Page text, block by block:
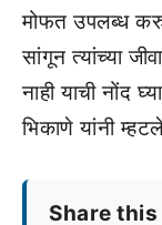
मोफत उपलब्ध
सांगून त्यांच्या
नाही याची नोंद
भिकाणे यांनी
Share